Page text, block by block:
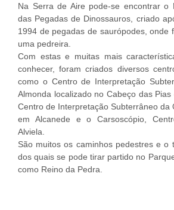
Na Serra de Aire pode-se encontrar o
das Pegadas de Dinossauros, criado
1994 de pegadas de saurópodes, onde
uma pedreira.
Com estas e muitas mais
conhecer, foram criados diversos
como o Centro de Interpretação
Almonda localizado no Cabeço das
Centro de Interpretação Subterrâneo da
em Alcanede e o Carsoscópio,
Alviela.
São muitos os caminhos pedestres e o
dos quais se pode tirar partido no
como Reino da Pedra.